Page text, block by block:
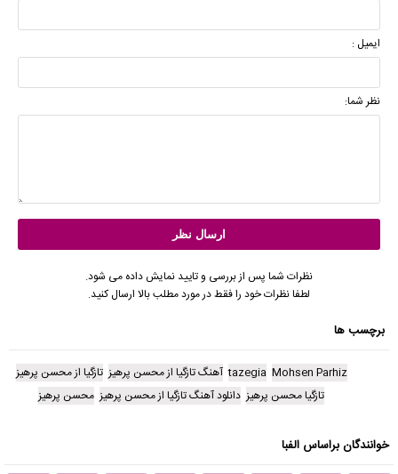
ایمیل :
نظر شما:
نظرات شما پس از بررسی و تایید نمایش داده می شود.
لطفا نظرات خود را فقط در مورد مطلب بالا ارسال کنید.
برچسب ها
Mohsen Parhiz
tazegia آهنگ تازگیا از محسن پرهیز تازگیا از محسن پرهیز
تازگیا محسن پرهیز دانلود آهنگ تازگیا از محسن پرهیز محسن پرهیز
خوانندگان براساس الفبا